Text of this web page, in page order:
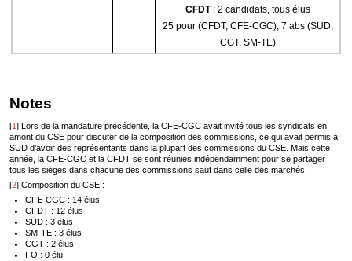
CFDT: 2 candidats, tous élus
25 pour (CFDT, CFE-CGC), 7 abs (SUD,
CGT, SM-TE)
Notes
[1] Lors de la mandature précédente, la CFE-CGC avait invité tous les syndicats en
amont du CSE pour discuter de la composition des commissions, ce qui avait permis à
SUD d’avoir des représentants dans la plupart des commissions du CSE. Mais cette
année, la CFE-CGC et la CFDT se sont réunies indépendamment pour se partager
tous les sièges dans chacune des commissions sauf dans celle des marchés.
[2] Composition du CSE :
CFE-CGC : 14 élus
CFDT : 12 élus
SUD : 3 élus
SM-TE : 3 élus
CGT : 2 élus
FO : 0 élu